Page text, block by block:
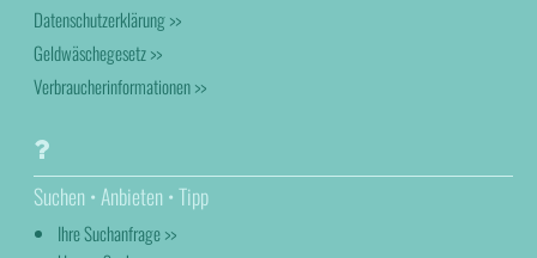
Datenschutzerklärung >>
Geldwäschegesetz >>
Verbraucherinformationen >>
Suchen • Anbieten • Tipp
Ihre Suchanfrage >>